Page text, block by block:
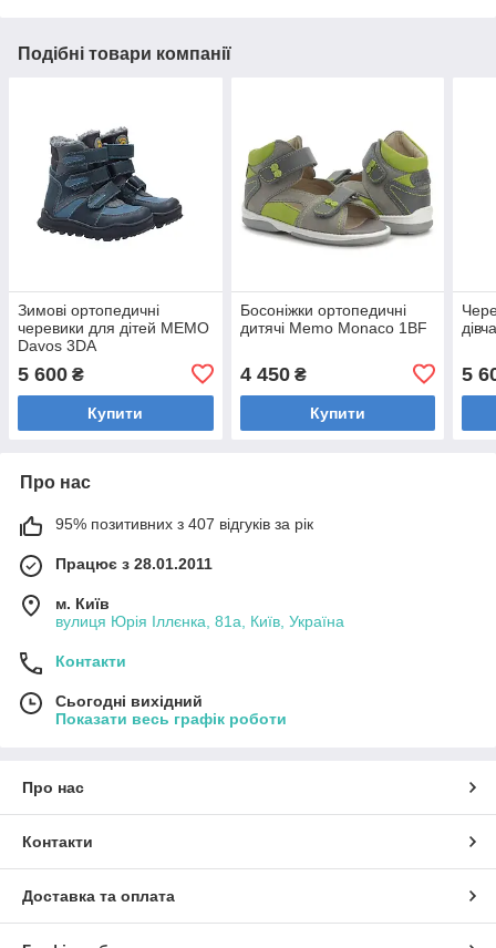
Подібні товари компанії
Зимові ортопедичні
черевики для дітей MEMO
Davos 3DA
5 600 ₴
Купити
Босоніжки ортопедичні
дитячі Memo Monaco 1BF
4 450₴
Купити
5
Про нас
95% позитивних з 407 відгуків за рік
Працює з 28.01.2011
м. Київ
вулиця Юрія Іллєнка, 81а, Київ, Україна
Контакти
Сьогодні вихідний
Показати весь графік роботи
Про нас
Контакти
Доставка та оплата